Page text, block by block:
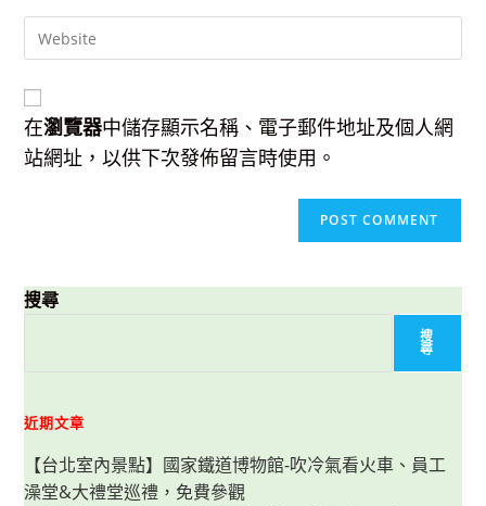
to
comment
address
toyour
(optional)
在瀏覽器中儲存顯示名稱、電子郵件地址及個人網
站網址，以供下次發佈留言時使用。
搜尋
搜
尋
近期文章
【台北室內景點】國家鐵道博物館-吹冷氣看火車、員工
澡堂&大禮堂巡禮，免費參觀